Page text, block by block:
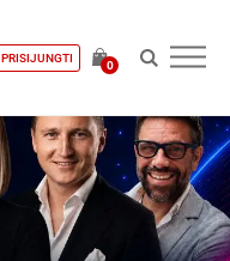
PRISIJUNGTI
0